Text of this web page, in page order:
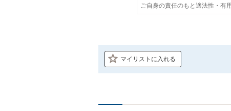
ご自身の責任のもと適法性・有
マイリストに入れる